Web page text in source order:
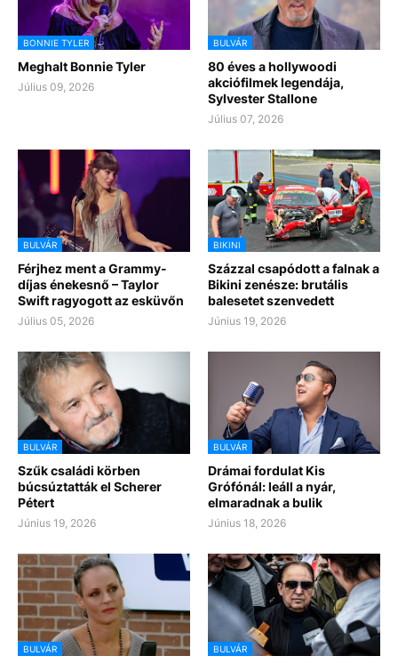
BONNIE TYLER
Meghalt Bonnie Tyler
Július 09, 2026
BULVÁR
80 éves a hollywoodi
akciófilmek legendája,
Sylvester Stallone
Július 07, 2026
BULVÁR
Férjhez ment a Grammy-
díjas énekesnő – Taylor
Swift ragyogott az esküvőn
Július 05, 2026
BIKINI
Százzal csapódott a falnak a
Bikini zenésze: brutális
balesetet szenvedett
Június 19, 2026
BULVÁR
Szűk családi körben
búcsúztatták el Scherer
Pétert
Június 19, 2026
BULVÁR
Drámai fordulat Kis
Grófónál: leáll a nyár,
elmaradnak a bulik
Június 18, 2026
BULVÁR BULVÁR